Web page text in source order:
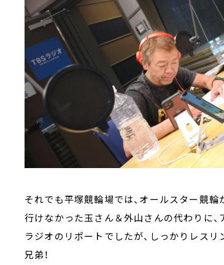
それでも平塚競輪場では、オールスター競輪
行けなかった玉さん＆外山さんの代わりに、
ラジオのリポートでしたが、しっかりレス
兄弟！